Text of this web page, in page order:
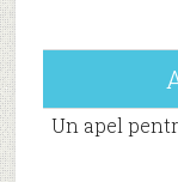
Un apel